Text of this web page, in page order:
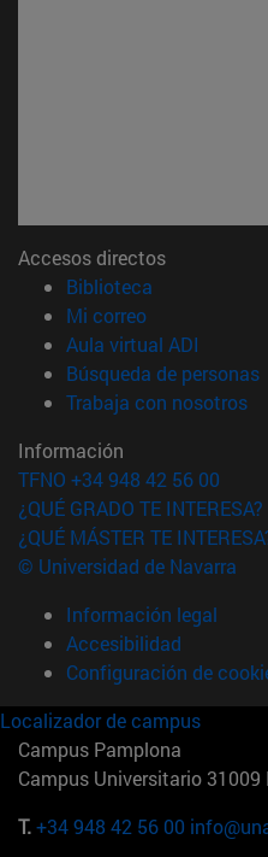
Accesos directos
Biblioteca
Mi correo(abre en
Aula virtual ADI
Búsqueda de personas
Trabaja con nosotros
Información
TFNO +34 948 42 56 00
¿QUÉ GRADO TE INTERESA?
¿QUÉ MÁSTER TE
© Universidad de Navarra
Información legal
Accesibilidad
Configuración de
Localizador de campus
Campus Pamplona
Campus Universitario 31009
T.+34 948 42 56 00